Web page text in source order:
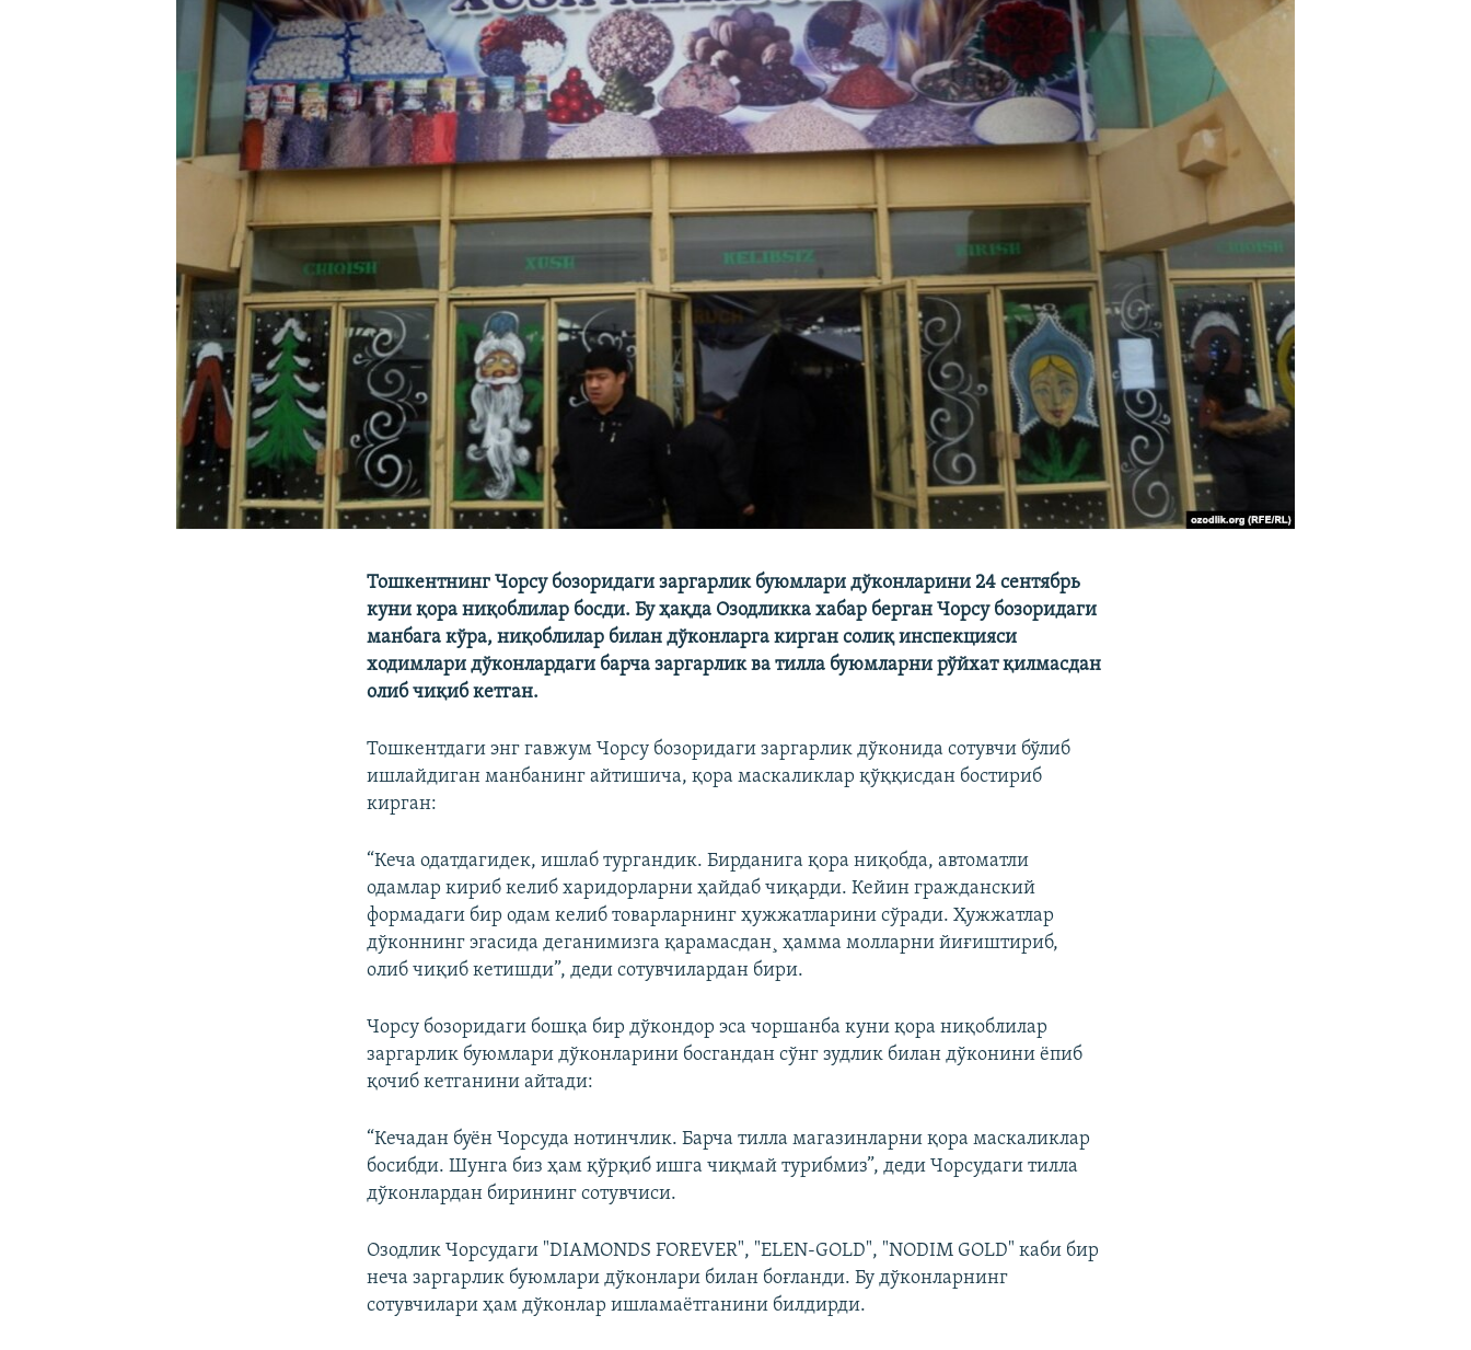
Тошкентнинг Чорсу бозоридаги заргарлик буюмлари дўконларини 24 сентябрь
куни қора ниқоблилар босди. Бу ҳақда Озодликка хабар берган Чорсу бозоридаги
манбага кўра, ниқоблилар билан дўконларга кирган солиқ инспекцияси
ходимлари дўконлардаги барча заргарлик ва тилла буюмларни рўйхат қилмасдан
олиб чиқиб кетган.
Тошкентдаги энг гавжум Чорсу бозоридаги заргарлик дўконида сотувчи бўлиб
ишлайдиган манбанинг айтишича, қора маскаликлар қўққисдан бостириб
кирган:
“Кеча одатдагидек, ишлаб тургандик. Бирданига қора ниқобда, автоматли
одамлар кириб келиб харидорларни ҳайдаб чиқарди. Кейин гражданский
формадаги бир одам келиб товарларнинг ҳужжатларини сўради. Ҳужжатлар
дўконнинг эгасида деганимизга қарамасдан¸ ҳамма молларни йиғиштириб,
олиб чиқиб кетишди”, деди сотувчилардан бири.
Чорсу бозоридаги бошқа бир дўкондор эса чоршанба куни қора ниқоблилар
заргарлик буюмлари дўконларини босгандан сўнг зудлик билан дўконини ёпиб
қочиб кетганини айтади:
“Кечадан буён Чорсуда нотинчлик. Барча тилла магазинларни қора маскаликлар
босибди. Шунга биз ҳам қўрқиб ишга чиқмай турибмиз”, деди Чорсудаги тилла
дўконлардан бирининг сотувчиси.
Озодлик Чорсудаги "DIAMONDS FOREVER", "ELEN-GOLD", "NODIM GOLD" каби бир
неча заргарлик буюмлари дўконлари билан боғланди. Бу дўконларнинг
сотувчилари ҳам дўконлар ишламаётганини билдирди.